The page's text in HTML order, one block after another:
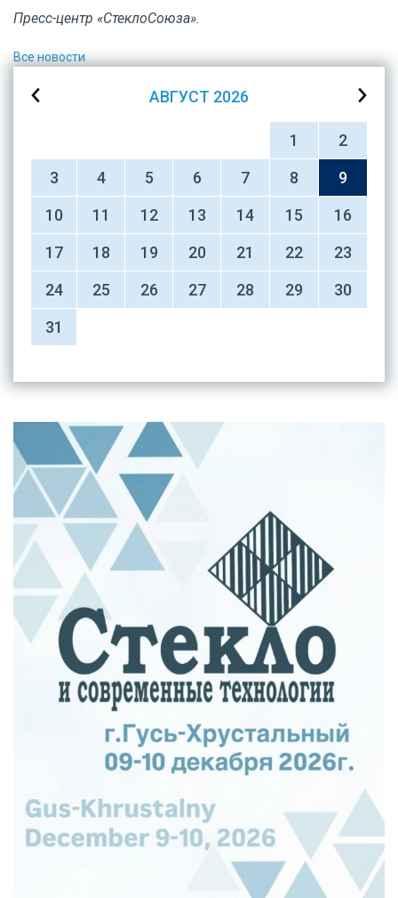
Пресс-центр «СтеклоСоюза».
Все новости
АВГУСТ 2026
1
2
3
4 5 6 7 8
9
10
11 12 13 14 15
16
17
18 19 20 21 22
23
24
25 26 27 28 29
30
31